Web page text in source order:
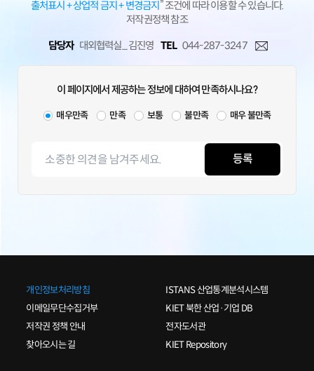
출처표시 + 상업적 금지 + 변경금지 ” 조건에 따라 이용할 수 있습니다.
저작권정책 참조
담당자 대외협력실_ 김진영 TEL 044-287-3247
이 페이지에서 제공하는 정보에 대하여 만족하시나요?
매우만족 만족 보통 불만족 매우 불만족
등록
개인정보처리방침
이메일무단수집거부
저작권 정책 안내
찾아오시는 길
ISTANS 산업통계분석시스템
KIET 북한 산업·기업 DB
전자도서관
KIET Repository